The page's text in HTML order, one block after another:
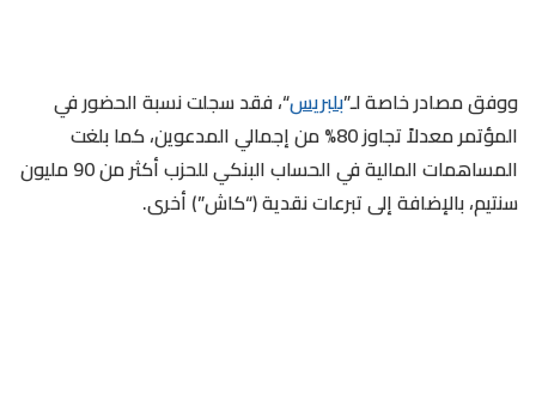
ووفق مصادر خاصة لـ”بلبريس“، فقد سجلت نسبة الحضور في
المؤتمر معدلاً تجاوز 80% من إجمالي المدعوين، كما بلغت
المساهمات المالية في الحساب البنكي للحزب أكثر من 90 مليون
سنتيم، بالإضافة إلى تبرعات نقدية (“كاش”) أخرى.